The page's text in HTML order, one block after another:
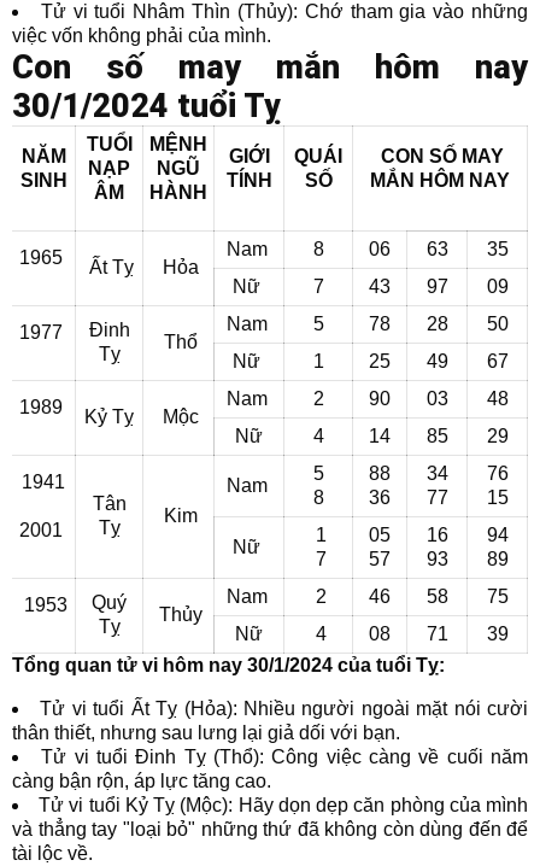
Tử vi tuổi Nhâm Thìn (Thủy): Chớ tham gia vào những
việc vốn không phải của mình.
Con số may mắn hôm nay
30/1/2024 tuổi Tỵ
NĂM
SINH
TUỔI
NẠP
ÂM
MỆNH
NGŨ
HÀNH
GIỚI
TÍNH
QUÁI
SỐ
CON SỐ MAY
MẮN HÔM NAY
1965 Ất Tỵ Hỏa
Nam 8 06 63
35
Nữ
7 43 97 09
1977
Đinh
Tỵ
Thổ
Nam 5 78 28
50
Nữ
1 25 49 67
1989 Kỷ Tỵ Mộc
Nam 2 90 03
48
Nữ
4 14 85 29
1941
2001
Tân
Tỵ
Kim
Nam
5
8
88
36
34
77
76
15
Nữ
1
7
05
57
16
93
94
89
1953
Quý
Tỵ
Thủy
Nam 2 46 58
75
Nữ
4 08 71
39
Tổng quan tử vi hôm nay 30/1/2024 của tuổi Tỵ:
Tử vi tuổi Ất Tỵ (Hỏa): Nhiều người ngoài mặt nói cười
thân thiết, nhưng sau lưng lại giả dối với bạn.
Tử vi tuổi Đinh Tỵ (Thổ): Công việc càng về cuối năm
càng bận rộn, áp lực tăng cao.
Tử vi tuổi Kỷ Tỵ (Mộc): Hãy dọn dẹp căn phòng của mình
và thẳng tay "loại bỏ" những thứ đã không còn dùng đến để
tài lộc về.